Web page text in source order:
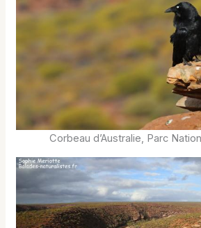
Corbeau d’Australie, Parc